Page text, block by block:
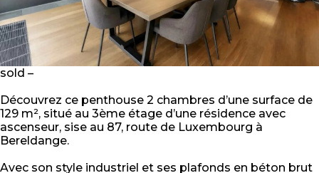
sold –
Découvrez ce penthouse 2 chambres d’une surface de
129 m², situé au 3ème étage d’une résidence avec
ascenseur, sise au 87, route de Luxembourg à
Bereldange.
Avec son style industriel et ses plafonds en béton brut